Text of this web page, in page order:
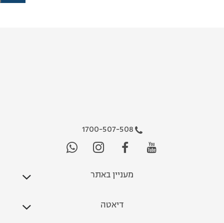
1700-507-508
מעניין באתר
דיאטה